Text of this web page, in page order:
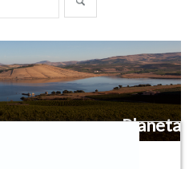
Planeta